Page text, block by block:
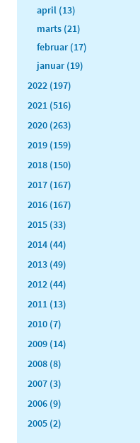
april (13)
marts (21)
februar (17)
januar (19)
2022 (197)
2021 (516)
2020 (263)
2019 (159)
2018 (150)
2017 (167)
2016 (167)
2015 (33)
2014 (44)
2013 (49)
2012 (44)
2011 (13)
2010 (7)
2009 (14)
2008 (8)
2007 (3)
2006 (9)
2005 (2)